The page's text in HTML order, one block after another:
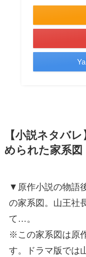
【小説ネタバ
められた家系図
▼原作小説の物語
の家系図。山王社
て…。
※この家系図は原
す。ドラマ版では